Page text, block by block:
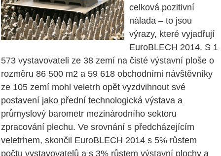
celková pozitivní
nálada – to jsou
výrazy, které vyjadřují
EuroBLECH 2014. S 1
573 vystavovateli ze 38 zemí na čisté výstavní ploše o
rozměru 86 500 m2 a 59 618 obchodními návštěvníky
ze 105 zemí mohl veletrh opět vyzdvihnout své
postavení jako přední technologická výstava a
průmyslový barometr mezinárodního sektoru
zpracování plechu. Ve srovnání s předcházejícím
veletrhem, skončil EuroBLECH 2014 s 5% růstem
počtu vystavovatelů a s 3% růstem výstavní plochy a